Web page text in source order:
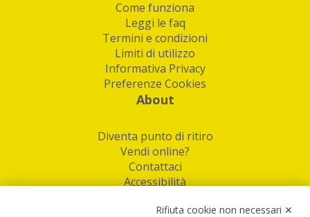
Come funziona
Leggi le faq
Termini e condizioni
Limiti di utilizzo
Informativa Privacy
Preferenze Cookies
About
Diventa punto di ritiro
Vendi online?
Contattaci
Accessibilità
Rifiuta cookie non necessari ✕